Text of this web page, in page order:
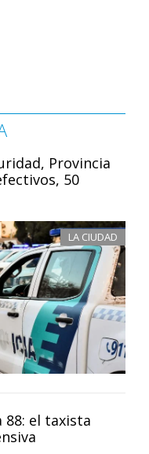
Provincia
50
LA CIUDAD
el taxista